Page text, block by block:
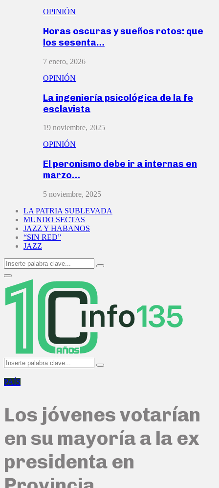
OPINIÓN
Horas oscuras y sueños rotos: que
los sesenta…
7 enero, 2026
OPINIÓN
La ingeniería psicológica de la fe
esclavista
19 noviembre, 2025
OPINIÓN
El peronismo debe ir a internas en
marzo…
5 noviembre, 2025
LA PATRIA SUBLEVADA
MUNDO SECTAS
JAZZ Y HABANOS
“SIN RED”
JAZZ
Search
for:
Search
Primary
Menu
Search
for:
Search
PAÍS
Los jóvenes votarían
en su mayoría a la ex
presidenta en